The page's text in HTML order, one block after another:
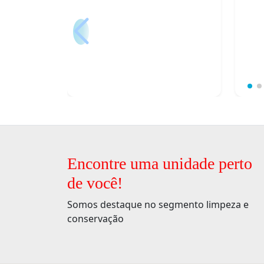
Encontre uma unidade perto
de você!
Somos destaque no segmento limpeza e
conservação